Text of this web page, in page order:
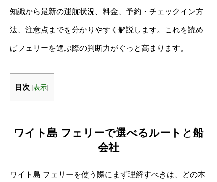
知識から最新の運航状況、料金、予約・チェックイン方
法、注意点までを分かりやすく解説します。これを読め
ばフェリーを選ぶ際の判断力がぐっと高まります。
目次 [表示]
ワイト島 フェリーで選べるルートと船
会社
ワイト島 フェリーを使う際にまず理解すべきは、どの本